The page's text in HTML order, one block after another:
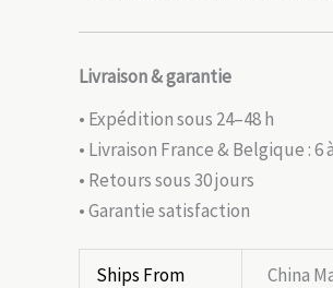
Livraison & garantie
• Expédition sous 24–48 h
• Livraison France & Belgique : 6
• Retours sous 30 jours
• Garantie satisfaction
Ships From China